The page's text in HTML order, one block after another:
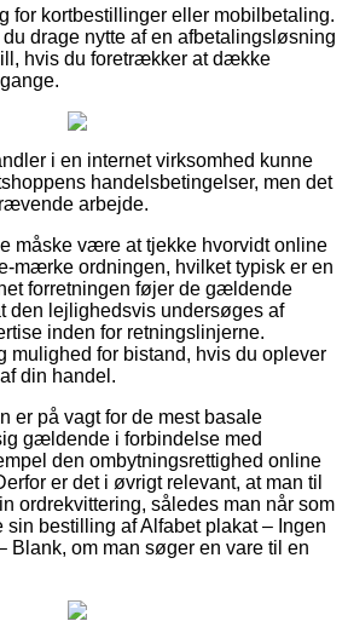
for kortbestillinger eller mobilbetaling.
drage nytte af en afbetalingsløsning
hvis du foretrækker at dække
i en internet virksomhed kunne
handelsbetingelser, men det
arbejde.
måske være at tjekke hvorvidt online
mærke ordningen, hvilket typisk er en
forretningen føjer de gældende
den lejlighedsvis undersøges af
inden for retningslinjerne.
mulighed for bistand, hvis du oplever
din handel.
er på vagt for de mest basale
gældende i forbindelse med
den ombytningsrettighed online
er det i øvrigt relevant, at man til
ordrekvittering, således man når som
sin bestilling af Alfabet plakat – Ingen
Blank, om man søger en vare til en